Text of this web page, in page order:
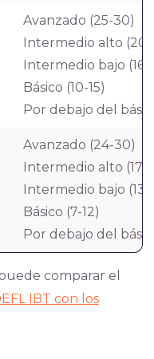
Avanzado (25-30)
Intermedio alto (20-
Intermedio bajo (16-
Básico (10-15)
Por debajo del
Avanzado (24-30)
Intermedio alto (17-
Intermedio bajo (13-
Básico (7-12)
Por debajo del
comparar el
IBT con los